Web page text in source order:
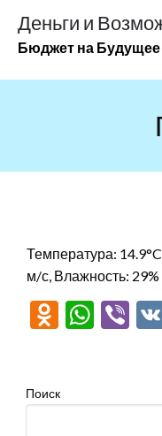
содержимому
Деньги и
Бюджет на Будущее
Температура:
м/с, Влажность: 29%
Поиск